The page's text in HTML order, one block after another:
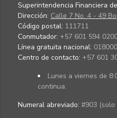
Superintendencia Financiera
Dirección: Calle 7 No. 4 - 49
Código postal: 111711
Conmutador: +57 601 594
Línea gratuita nacional:
Centro de contacto: +57 601
Lunes a viernes de
continua.
Numeral abreviado: #903 (solo